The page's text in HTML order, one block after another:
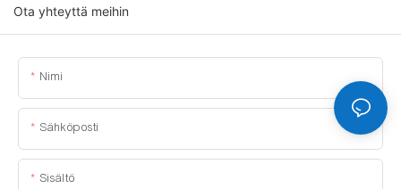
Ota yhteyttä meihin
Nimi
Sähköposti
Sisältö